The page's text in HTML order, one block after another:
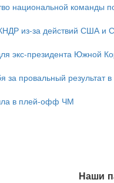
национальной команды
из-за действий США и
экс-президента Южной
за провальный результат
в плей-офф ЧМ
Наши